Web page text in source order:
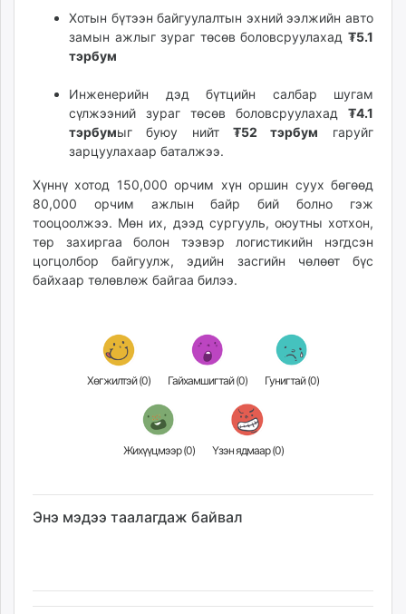
Хотын бүтээн байгуулалтын эхний ээлжийн авто
замын ажлыг зураг төсөв боловсруулахад ₮5.1
тэрбум
Инженерийн дэд бүтцийн салбар шугам
сүлжээний зураг төсөв боловсруулахад ₮4.1
тэрбумыг буюу нийт ₮52 тэрбум гаруйг
зарцуулахаар баталжээ.
Хүннү хотод 150,000 орчим хүн оршин суух бөгөөд
80,000 орчим ажлын байр бий болно гэж
тооцоолжээ. Мөн их, дээд сургууль, оюутны хотхон,
төр захиргаа болон тээвэр логистикийн нэгдсэн
цогцолбор байгуулж, эдийн засгийн чөлөөт бүс
байхаар төлөвлөж байгаа билээ.
Хөгжилтэй (0) Гайхамшигтай (0) Гунигтай (0)
Жихүүцмээр (0) Үзэн ядмаар (0)
Энэ мэдээ таалагдаж байвал